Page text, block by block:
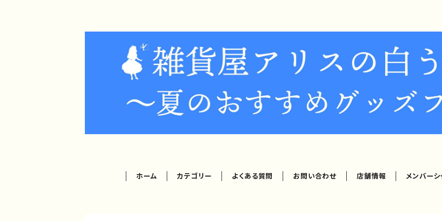
ホーム カテゴリー よくある質問 お問い合わせ 店舗情報 メンバーシ